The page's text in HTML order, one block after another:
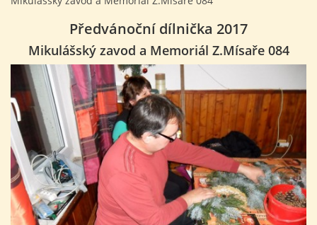
ZÁVODY A PROPOZICE
PSÍ AKADEMIE
PŘÍSPĚVKY A POPLATKY
KONTAKTY KK
Předvánoční dílnička 2017
Mikulášský zavod a Memoriál Z.Mísaře 084